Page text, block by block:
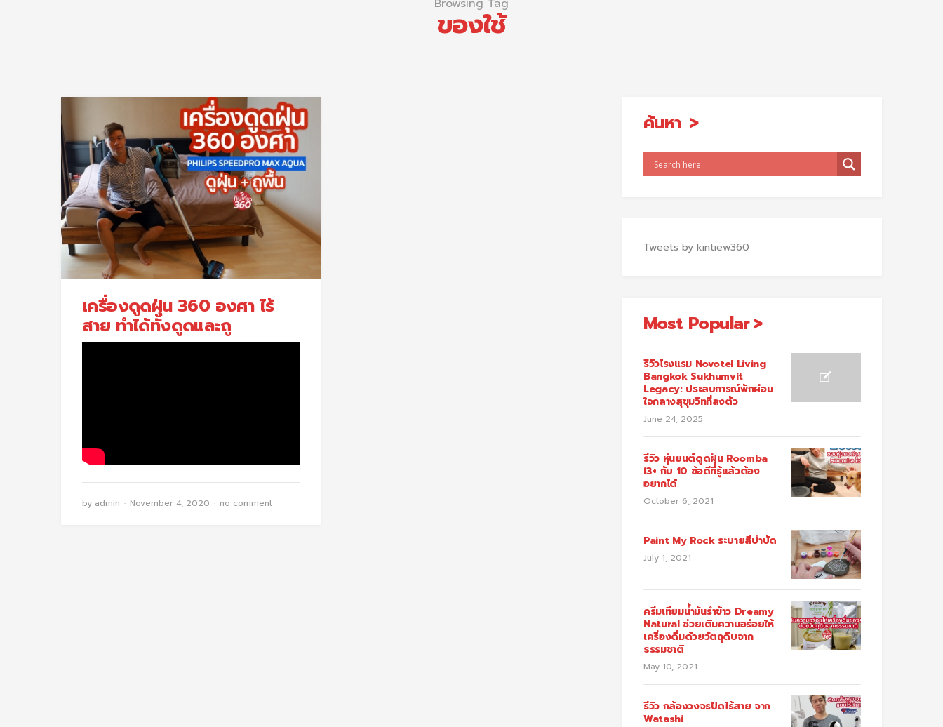
Browsing Tag
ของใช้
เครื่องดูดฝุ่น 360 องศา ไร้
สาย ทำได้ทั้งดูดและถู
by admin November 4, 2020 no comment
ค้นหา
Tweets by kintiew360
Most Popular
รีวิวโรงแรม Novotel Living
Bangkok Sukhumvit
Legacy: ประสบการณ์พักผ่อน
ใจกลางสุขุมวิทที่ลงตัว
June 24, 2025
รีวิว หุ่นยนต์ดูดฝุ่น Roomba
i3+ กับ 10 ข้อดีที่รู้แล้วต้อง
อยากได้
October 6, 2021
Paint My Rock ระบายสีบำบัด
July 1, 2021
ครีมเทียมน้ำมันรำข้าว Dreamy
Natural ช่วยเติมความอร่อยให้
เครื่องดื่มด้วยวัตถุดิบจาก
ธรรมชาติ
May 10, 2021
รีวิว กล้องวงจรปิดไร้สาย จาก
Watashi